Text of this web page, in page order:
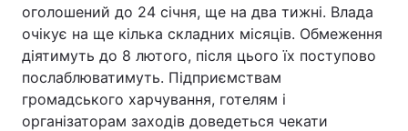
оголошений до 24 січня, ще на два тижні. Влада
очікує на ще кілька складних місяців. Обмеження
діятимуть до 8 лютого, після цього їх поступово
послаблюватимуть. Підприємствам
громадського харчування, готелям і
організаторам заходів доведеться чекати